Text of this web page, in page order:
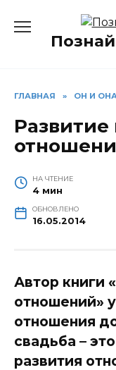
содержанию
ГЛАВНАЯ » ОН И
НА ЧТЕНИЕ
4 мин
ОБНОВЛЕНО
16.05.2014
Автор книги
отношений»
отношения
свадьба –
развития